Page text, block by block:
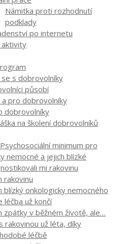
Námitka proti rozhodnutí
podklady
po internetu
aktivity
s dobrovolníky
působí
a pro dobrovolníky
dobrovolníky
na školení dobrovolníků
minimum pro
nemocné a jejich blízké
mi rakovinu
rakovinu
blízký onkologicky nemocného
léčba už končí
zpátky v běžném životě, ale…
rakovinou už léta, díky
léčbě